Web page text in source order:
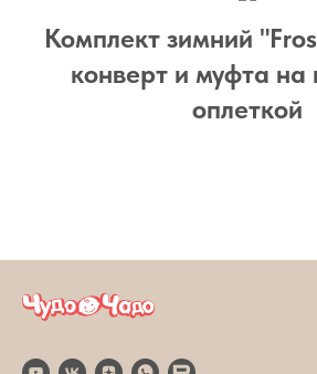
Комплект зимний
конверт и муфта на
оплеткой